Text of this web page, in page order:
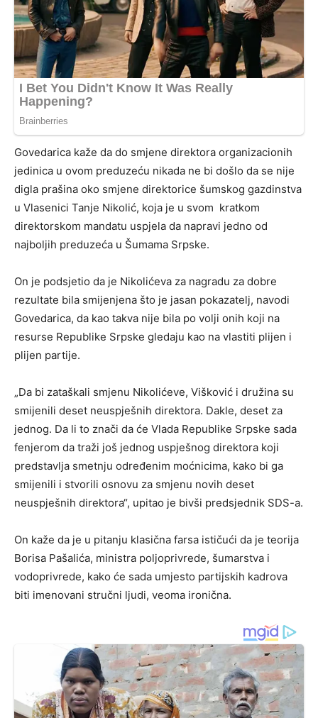
Govedarica kaže da do smjene direktora organizacionih
jedinica u ovom preduzeću nikada ne bi došlo da se nije
digla prašina oko smjene direktorice šumskog gazdinstva
u Vlasenici Tanje Nikolić, koja je u svom kratkom
direktorskom mandatu uspjela da napravi jedno od
najboljih preduzeća u Šumama Srpske.
On je podsjetio da je Nikolićeva za nagradu za dobre
rezultate bila smijenjena što je jasan pokazatelj, navodi
Govedarica, da kao takva nije bila po volji onih koji na
resurse Republike Srpske gledaju kao na vlastiti plijen i
plijen partije.
„Da bi zataškali smjenu Nikolićeve, Višković i družina su
smijenili deset neuspješnih direktora. Dakle, deset za
jednog. Da li to znači da će Vlada Republike Srpske sada
fenjerom da traži još jednog uspješnog direktora koji
predstavlja smetnju određenim moćnicima, kako bi ga
smijenili i stvorili osnovu za smjenu novih deset
neuspješnih direktora“, upitao je bivši predsjednik SDS-a.
On kaže da je u pitanju klasična farsa ističući da je teorija
Borisa Pašalića, ministra poljoprivrede, šumarstva i
vodoprivrede, kako će sada umjesto partijskih kadrova
biti imenovani stručni ljudi, veoma ironična.